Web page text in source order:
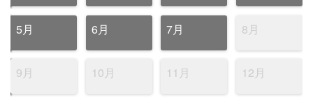
5月 6月 7月 8月
9月 10月 11月 12月